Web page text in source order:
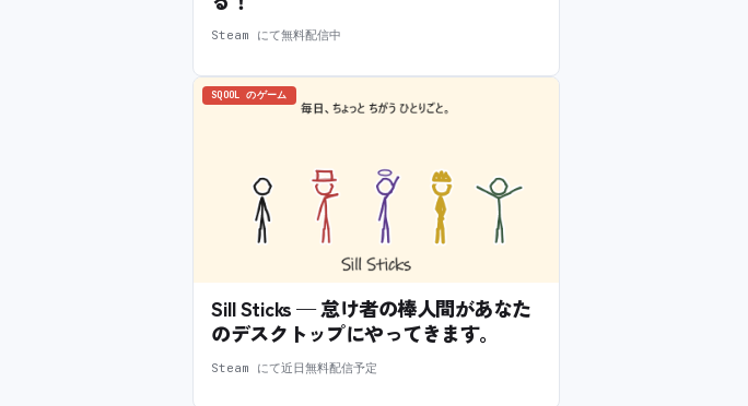
Steam にて無料配信中
SQOOL のゲーム
Sill Sticks — 怠け者の棒人間があなた
のデスクトップにやってきます。
Steam にて近日無料配信予定